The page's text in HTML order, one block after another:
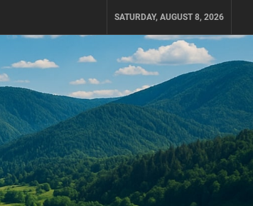
SATURDAY, AUGUST 8, 2026